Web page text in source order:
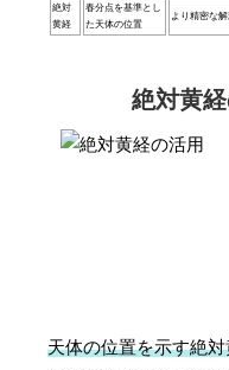
絶対
黄経
春分点を基準とし
た天体の位置
より精密な
絶対黄
天体の位置を示す絶